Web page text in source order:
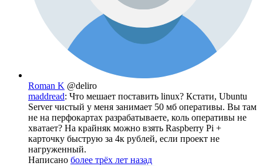
Roman K @deliro
maddread: Что мешает поставить linux? Кстати, Ubuntu
Server чистый у меня занимает 50 мб оперативы. Вы там
не на перфокартах разрабатываете, коль оперативы не
хватает? На крайняк можно взять Raspberry Pi +
карточку быструю за 4к рублей, если проект не
нагруженный.
Написано более трёх лет назад